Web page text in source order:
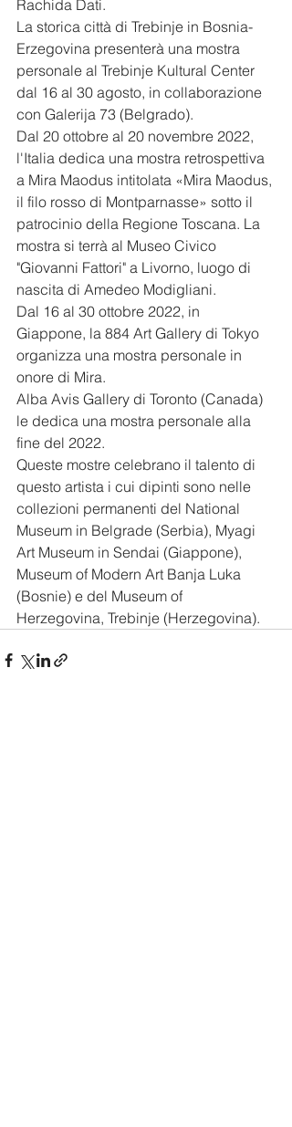
Rachida Dati.
La storica città di Trebinje in Bosnia-
Erzegovina presenterà una mostra
personale al Trebinje Kultural Center
dal 16 al 30 agosto, in collaborazione
con Galerija 73 (Belgrado).
Dal 20 ottobre al 20 novembre 2022,
l'Italia dedica una mostra retrospettiva
a Mira Maodus intitolata «Mira Maodus,
il filo rosso di Montparnasse» sotto il
patrocinio della Regione Toscana. La
mostra si terrà al Museo Civico
"Giovanni Fattori" a Livorno, luogo di
nascita di Amedeo Modigliani.
Dal 16 al 30 ottobre 2022, in
Giappone, la 884 Art Gallery di Tokyo
organizza una mostra personale in
onore di Mira.
Alba Avis Gallery di Toronto (Canada)
le dedica una mostra personale alla
fine del 2022.
Queste mostre celebrano il talento di
questo artista i cui dipinti sono nelle
collezioni permanenti del National
Museum in Belgrade (Serbia), Myagi
Art Museum in Sendai (Giappone),
Museum of Modern Art Banja Luka
(Bosnie) e del Museum of
Herzegovina, Trebinje (Herzegovina).